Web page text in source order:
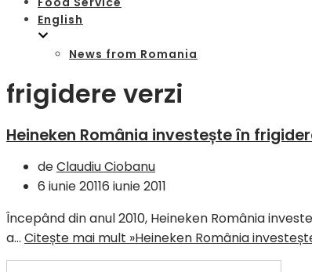
English
News from Romania
frigidere verzi
Heineken România investește în
deClaudiu Ciobanu
6 iunie 20116 iunie 2011
Începând din anul 2010, Heineken România
a… Citește mai mult »Heineken România